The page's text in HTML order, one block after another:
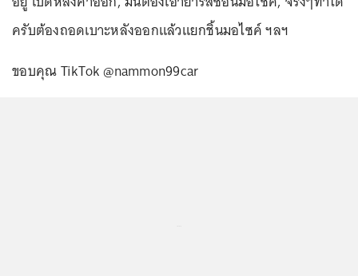
ครับต้องถอดเบาะหลังออกแล้วแยกชิ้นมอไซค์ ฯลฯ
ขอบคุณ TikTok @nammon99car